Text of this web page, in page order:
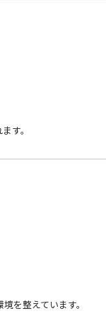
す。
を整えています。